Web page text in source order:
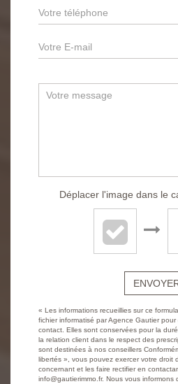
Déplacer l'image dans le
« Les informations recueillies sur ce
fichier informatisé par Agence Gautier
contact. Elles sont conservées pour la
la relation client dans le respect des
sont destinées à nos conseillers
libertés », vous pouvez exercer votre droit
concernant et les faire rectifier en
info@gautierimmo.fr. Nous vous informons